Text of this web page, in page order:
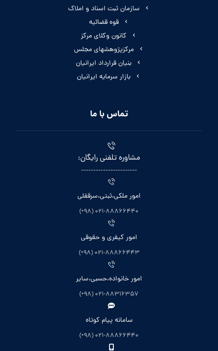
سازمان ثبت اسناد و املاک
قوه قضائیه
کانون وکلای مرکز
مرکزپژوهشهای مجلس
بنیان قرارداد ایرانیان
بازار سرمایه ایرانیان
تماس با ما
مشاوره تلفنی رایگان:
-----------------------
امور ملکی،ثبتی،سرقفلی
021-88866440 (98+)
امور کیفری و حقوقی
021-88866443 (98+)
امور خانواده،حسبی،سایر
021-88316357 (98+)
سامانه پیام کوتاه
021-88866440 (98+)